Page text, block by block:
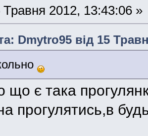
Травня 2012, 13:43:06 »
Dmytro95 від 15
що є така
прогулятись,в